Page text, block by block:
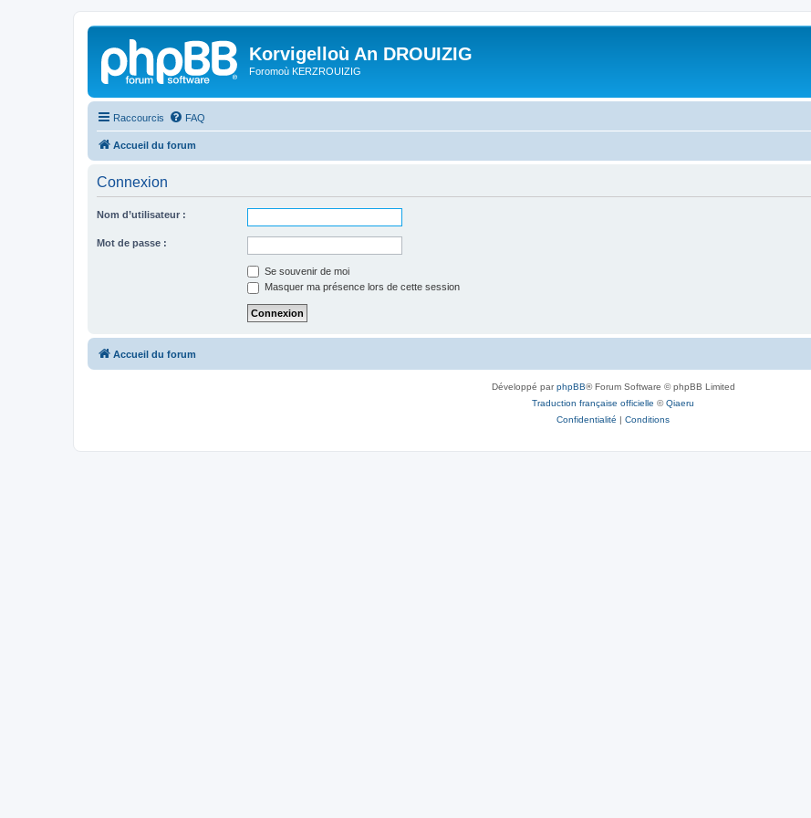
Korvigelloù An DROUIZIG
Foromoù KERZROUIZIG
Raccourcis FAQ
Accueil du forum
Connexion
Nom d’utilisateur :
Mot de passe :
Se souvenir de moi
Masquer ma présence lors de cette session
Accueil du forum
Développé parphpBB® Forum Software © phpBB Limited
Traduction française officielle ©Qiaeru
Confidentialité | Conditions